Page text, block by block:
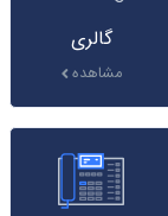
گالری
مشاهده